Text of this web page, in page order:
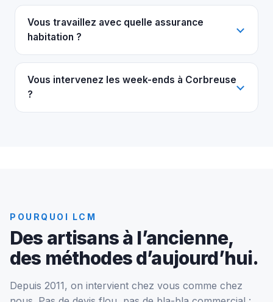
Vous travaillez avec quelle assurance
habitation ?
Vous intervenez les week-ends à Corbreuse
?
POURQUOI LCM
Des artisans à l’ancienne,
des méthodes d’aujourd’hui.
Depuis 2011, on intervient chez vous comme chez